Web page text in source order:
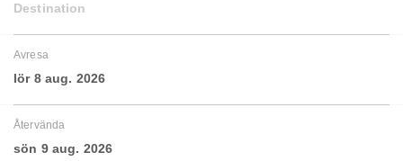
Destination
Avresa
lör 8 aug. 2026
Återvända
sön 9 aug. 2026